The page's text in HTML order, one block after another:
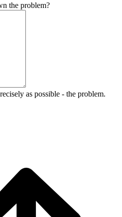
the problem?
as possible - the problem.